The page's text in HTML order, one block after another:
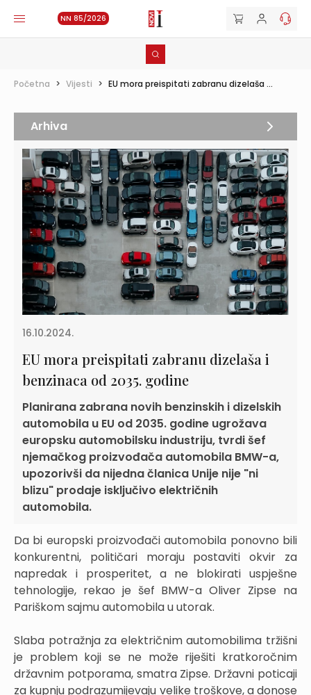
NN 85/2026
Početna > Vijesti > EU mora preispitati zabranu dizelaša ...
16.10.2024.
EU mora preispitati zabranu dizelaša i
benzinaca od 2035. godine
Planirana zabrana novih benzinskih i dizelskih
automobila u EU od 2035. godine ugrožava
europsku automobilsku industriju, tvrdi šef
njemačkog proizvođača automobila BMW-a,
upozorivši da nijedna članica Unije nije "ni
blizu" prodaje isključivo električnih
automobila.
Da bi europski proizvođači automobila ponovno bili
konkurentni, političari moraju postaviti okvir za
napredak i prosperitet, a ne blokirati uspješne
tehnologije, rekao je šef BMW-a Oliver Zipse na
Pariškom sajmu automobila u utorak.
Slaba potražnja za električnim automobilima tržišni
je problem koji se ne može riješiti kratkoročnim
državnim potporama, smatra Zipse. Državni poticaji
za kupnju podrazumijevaju velike troškove, a donose
Arhiva